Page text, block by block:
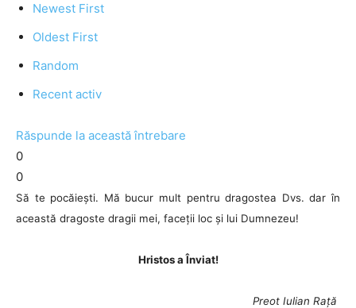
Newest First
Oldest First
Random
Recent activ
Răspunde la această întrebare
0
0
Să te pocăiești. Mă bucur mult pentru dragostea Dvs. dar în
această dragoste dragii mei, faceții loc și lui Dumnezeu!
Hristos a Înviat!
Preot Iulian Rață